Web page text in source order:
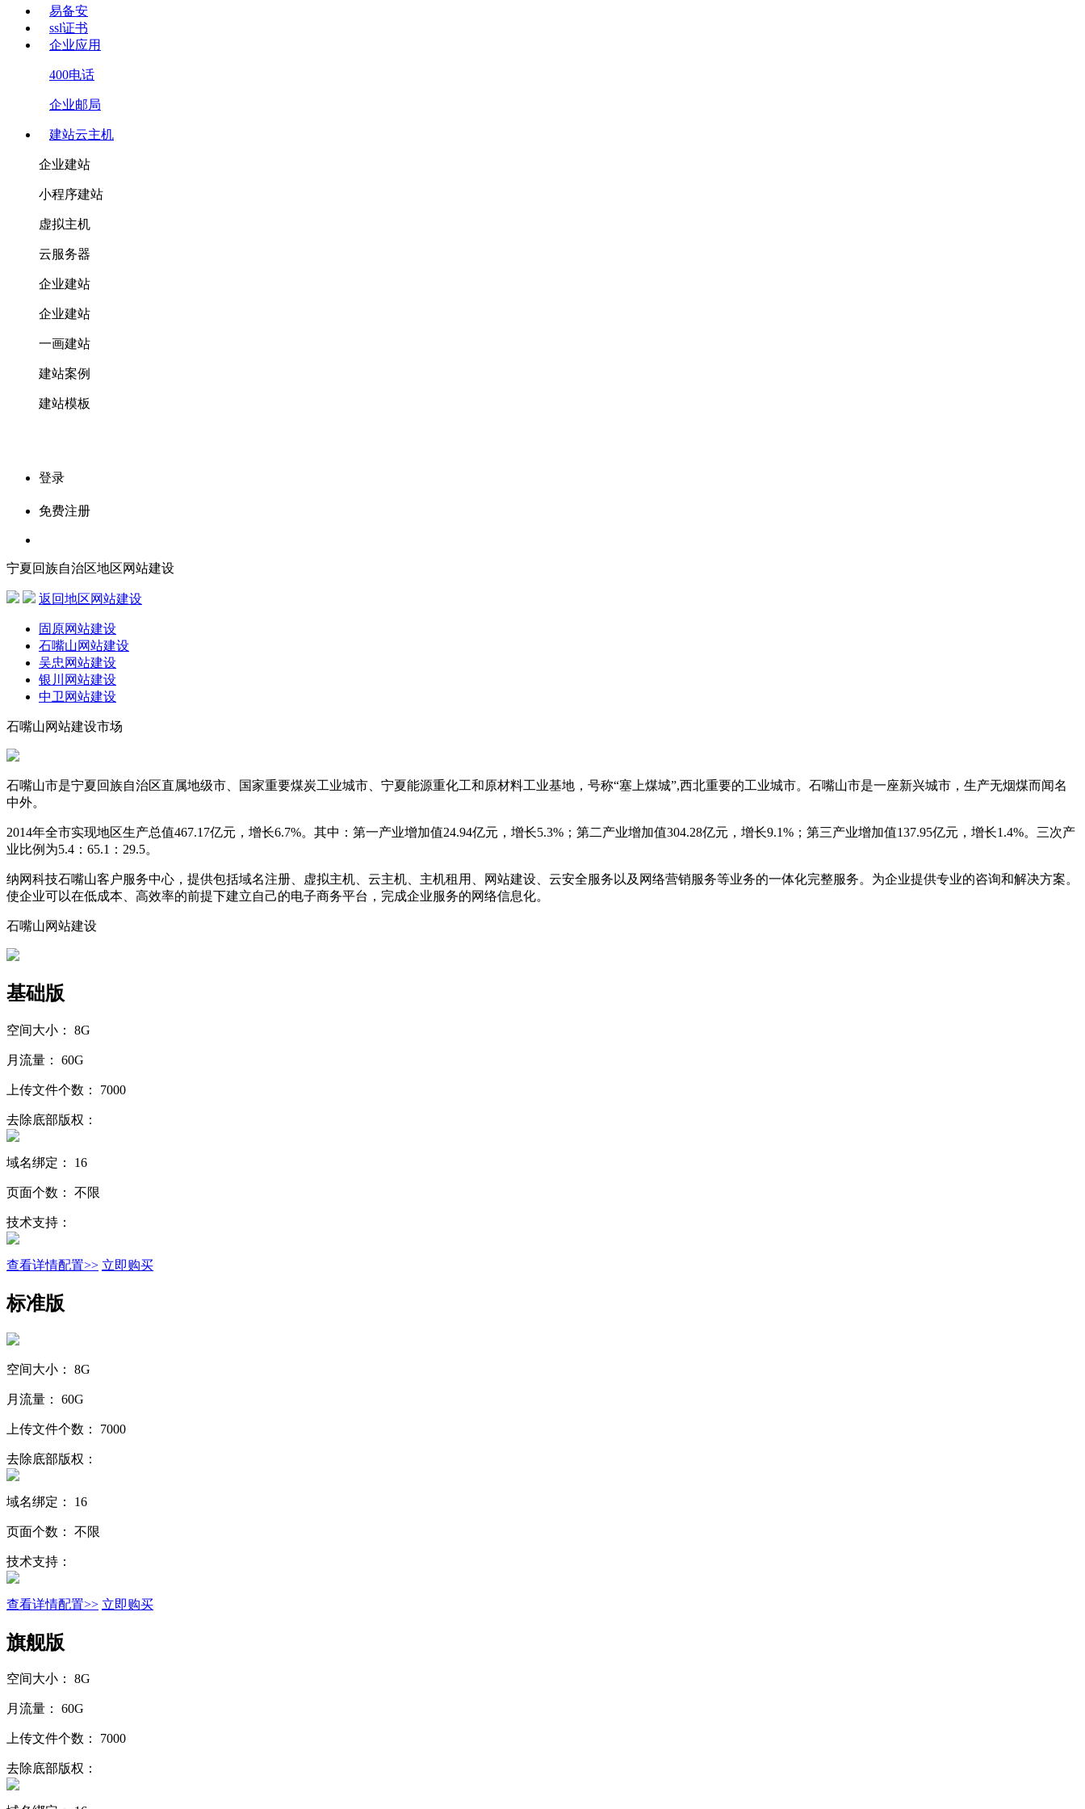
易备安
ssl证书
企业应用
400电话
企业邮局
建站云主机
企业建站
小程序建站
虚拟主机
云服务器
企业建站
企业建站
一画建站
建站案例
建站模板
登录
免费注册
宁夏回族自治区地区网站建设
返回地区网站建设
固原网站建设
石嘴山网站建设
吴忠网站建设
银川网站建设
中卫网站建设
石嘴山网站建设市场
石嘴山市是宁夏回族自治区直属地级市、国家重要煤炭工业城市、宁夏能源重化工和原材料工业基地，号称“塞上煤城”,西北重要的工业城市。石嘴山市是一座新兴城市，生产无烟煤而闻名
中外。
2014年全市实现地区生产总值467.17亿元，增长6.7%。其中：第一产业增加值24.94亿元，增长5.3%；第二产业增加值304.28亿元，增长9.1%；第三产业增加值137.95亿元，增长1.4%。三次产
业比例为5.4：65.1：29.5。
纳网科技石嘴山客户服务中心，提供包括域名注册、虚拟主机、云主机、主机租用、网站建设、云安全服务以及网络营销服务等业务的一体化完整服务。为企业提供专业的咨询和解决方案。
使企业可以在低成本、高效率的前提下建立自己的电子商务平台，完成企业服务的网络信息化。
石嘴山网站建设
基础版
空间大小： 8G
月流量： 60G
上传文件个数： 7000
去除底部版权：
域名绑定： 16
页面个数： 不限
技术支持：
查看详情配置>> 立即购买
标准版
空间大小： 8G
月流量： 60G
上传文件个数： 7000
去除底部版权：
域名绑定： 16
页面个数： 不限
技术支持：
查看详情配置>> 立即购买
旗舰版
空间大小： 8G
月流量： 60G
上传文件个数： 7000
去除底部版权：